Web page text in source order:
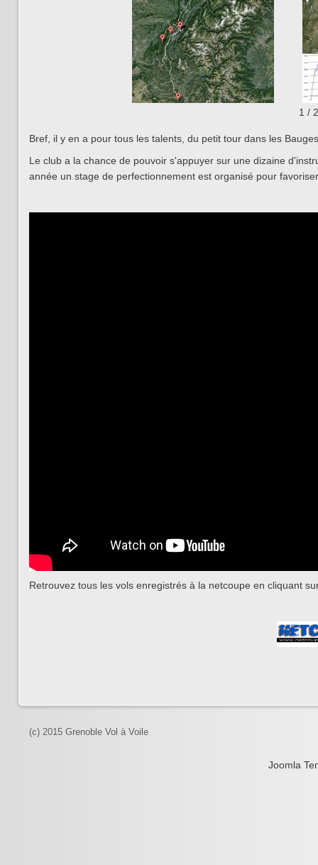
1 / 2
Bref, il y en a pour tous les talents, du petit tour dans les
Le club a la chance de pouvoir s'appuyer sur une dizaine
année un stage de perfectionnement est organisé pour
Retrouvez tous les vols enregistrés à la netcoupe en cliquant
(c) 2015 Grenoble Vol à Voile
Joomla